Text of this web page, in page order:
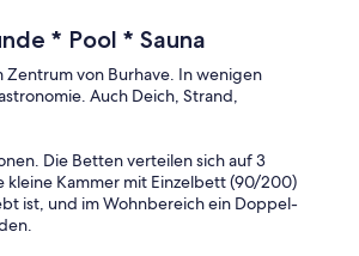
* Pool * Sauna
Zentrum von Burhave. In wenigen
Auch Deich, Strand,
Die Betten verteilen sich auf 3
kleine Kammer mit Einzelbett (90/200)
ist, und im Wohnbereich ein Doppel-